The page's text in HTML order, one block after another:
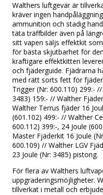
Walthers luftgevär är
kräver ingen
ammunition och stadig
täta träffbilder även på
sitt vapen säljs effektkit
för bästa skjutbarhet för
kraftigare effektkitten
och fjäderguide. Fjädrarna
med rätt sorts fett för
Trigger (Nr: 600.110) 299:-
3483) 159:- // Walther
Walther Terrus fjäder 16
(601.102) 499:- // Walther
600.112) 399:-, 24 Joule
Master Fjäderkit 16 Joule
600.109) // Walther LGV
23 Joule (Nr: 3485) pistong.
För flera av Walthers
uppgraderingsmöjligheter.
tillverkat i metall och